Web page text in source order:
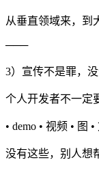
从垂直领域来，到
───
3）宣传不是罪，
个人开发者不一定
• demo • 视频 • 图
没有这些，别人想